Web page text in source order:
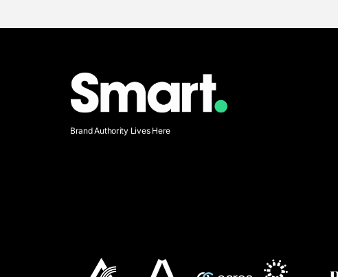
Brand Authority Lives Here